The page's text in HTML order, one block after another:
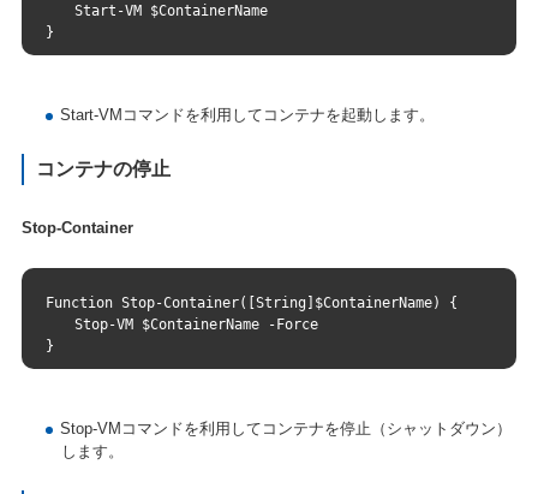
Start-VM $ContainerName
}
Start-VMコマンドを利用してコンテナを起動します。
コンテナの停止
Stop-Container
Function Stop-Container([String]$ContainerName) {
Stop-VM $ContainerName -Force
}
Stop-VMコマンドを利用してコンテナを停止（シャットダウン）
します。